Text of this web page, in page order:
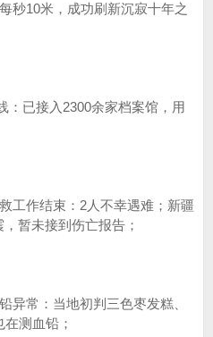
秒10米，成功刷新沉寂十年之
：已接入2300余家档案馆，用
工作结束：2人不幸遇难；新疆
暂未接到伤亡报告；
异常：当地初判三色枣发糕、
测血铅；